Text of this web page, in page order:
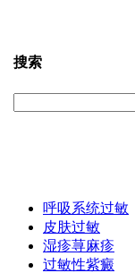
搜索
呼吸系统过敏
皮肤过敏
湿疹荨麻疹
过敏性紫癜